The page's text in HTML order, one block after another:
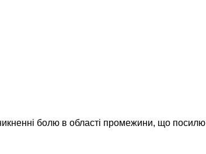
болю в області промежини, що